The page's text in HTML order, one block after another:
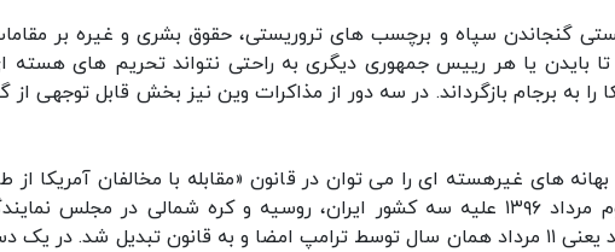
گنجاندن سپاه و برچسب های تروریستی، حقوق بشری و غیره بر
تا بایدن یا هر رییس جمهوری دیگری به راحتی نتواند تحریم های هسته
را به برجام بازگرداند. در سه دور از مذاکرات وین نیز بخش قابل توجهی
های غیرهسته ای را می توان در قانون «مقابله با مخالفان آمریکا از
تحریم‌ ها» (کاتسا) یافت، قانونی که در سوم مرداد ۱۳۹۶ علیه سه کشور ایران، روسیه و کره‌ شمالی در مجلس
آمریکا به تصویب رسید و حدود یک هفته بعد یعنی ۱۱ مرداد همان سال توسط ترامپ امضا و به قانون تبدیل شد. در